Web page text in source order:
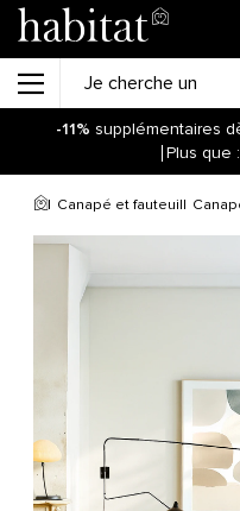
-11% supplémentaires
Plus que :
Canapé et fauteuil